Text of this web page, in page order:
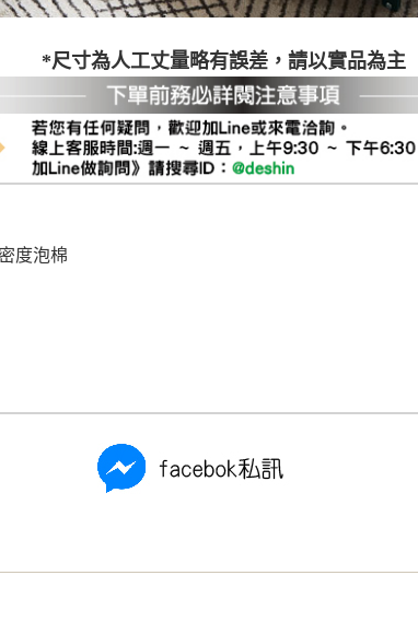
*尺寸為人工丈量略有誤差，請以實品為主
度泡棉